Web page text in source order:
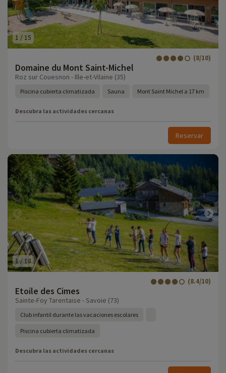
1 / 15
Domaine du Mont Saint-Michel
(8/10)
Roz sur Couesnon - Ille-et-Vilaine (35)
Piscina cubierta climatizada Sauna Mont Saint Michel a 17 km
Descubra las actividades cercanas
Reservar
1/18
Etoile des Cimes
(8.4/10)
Sainte-Foy Tarentaise - Savoie (73)
Club infantil durante las vacaciones escolares
Piscina cubierta climatizada
Descubra las actividades cercanas